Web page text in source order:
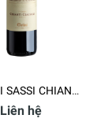
MELINI I SASSI CHIANTI CLASSICO DOCG
Liên hệ